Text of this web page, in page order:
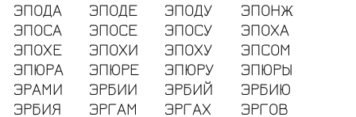
ЭПОДА
ЭПОДЕ ЭПОДУ
ЭПОНЖ
ЭПОСА
ЭПОСЕ ЭПОСУ
ЭПОХА
ЭПОХЕ
ЭПОХИ ЭПОХУ
ЭПСОМ
ЭПЮРА
ЭПЮРЕ ЭПЮРУ
ЭПЮРЫ
ЭРАМИ
ЭРБИИ ЭРБИЙ
ЭРБИЮ
ЭРБИЯ
ЭРГАМ ЭРГАХ
ЭРГОВ